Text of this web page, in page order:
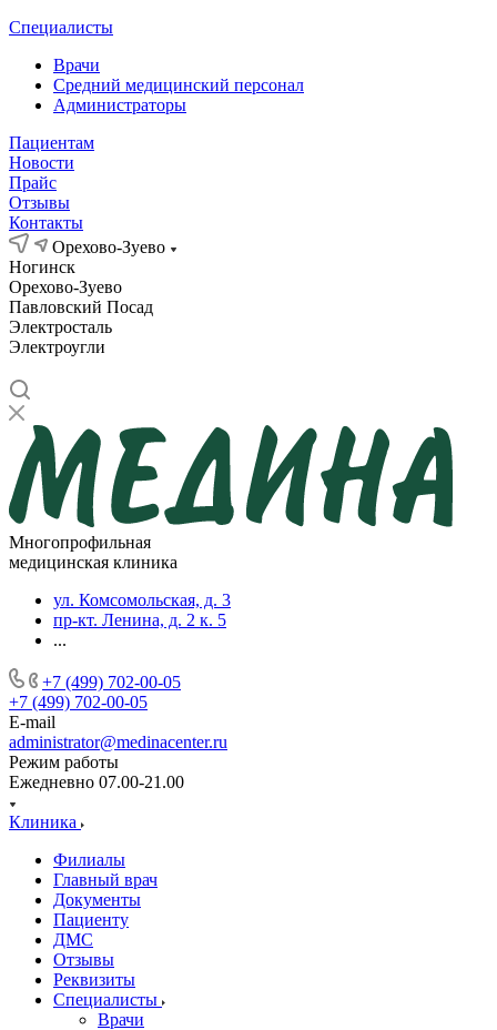
Специалисты
Врачи
Средний медицинский персонал
Администраторы
Пациентам
Новости
Прайс
Отзывы
Контакты
Орехово-Зуево
Ногинск
Орехово-Зуево
Павловский Посад
Электросталь
Электроугли
Многопрофильная
медицинская клиника
ул. Комсомольская, д. 3
пр-кт. Ленина, д. 2 к. 5
...
+7 (499) 702-00-05
+7 (499) 702-00-05
E-mail
administrator@medinacenter.ru
Режим работы
Ежедневно 07.00-21.00
Клиника
Филиалы
Главный врач
Документы
Пациенту
ДМС
Отзывы
Реквизиты
Специалисты
Врачи